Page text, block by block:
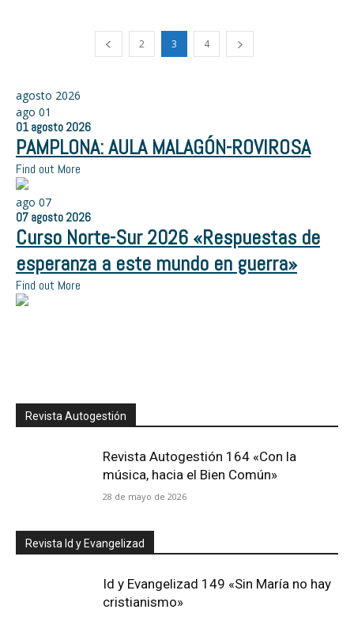
2 3 4
agosto 2026
ago 01
01 agosto 2026
PAMPLONA: AULA MALAGÓN-ROVIROSA
Find out More
ago 07
07 agosto 2026
Curso Norte-Sur 2026 «Respuestas de
esperanza a este mundo en guerra»
Find out More
Revista Autogestión
Revista Autogestión 164 «Con la
música, hacia el Bien Común»
28 de mayo de 2026
Revista Id y Evangelizad
Id y Evangelizad 149 «Sin María no hay
cristianismo»